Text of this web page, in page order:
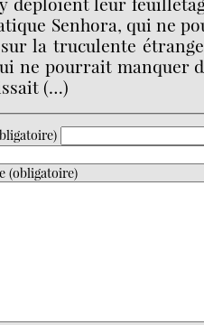
Senhora, qui ne
la truculente
ne pourrait manquer
(…)
(obligatoire)